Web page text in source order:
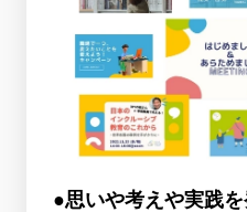
●思いや考えや実践